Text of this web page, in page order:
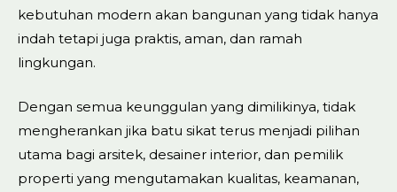
kebutuhan modern akan bangunan yang tidak hanya
indah tetapi juga praktis, aman, dan ramah
lingkungan.
Dengan semua keunggulan yang dimilikinya, tidak
mengherankan jika batu sikat terus menjadi pilihan
utama bagi arsitek, desainer interior, dan pemilik
properti yang mengutamakan kualitas, keamanan,